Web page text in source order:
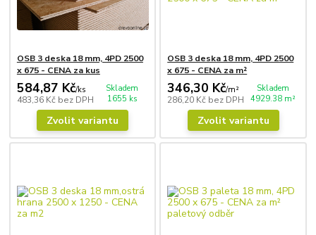
OSB 3 deska 18 mm, 4PD 2500
x 675 - CENA za kus
584,87 Kč/ks
483,36 Kč bez DPH
Skladem
1655 ks
Zvolit variantu
OSB 3 deska 18 mm, 4PD 2500
x 675 - CENA za m²
346,30 Kč/m²
286,20 Kč bez DPH
Skladem
4929.38 m²
Zvolit variantu